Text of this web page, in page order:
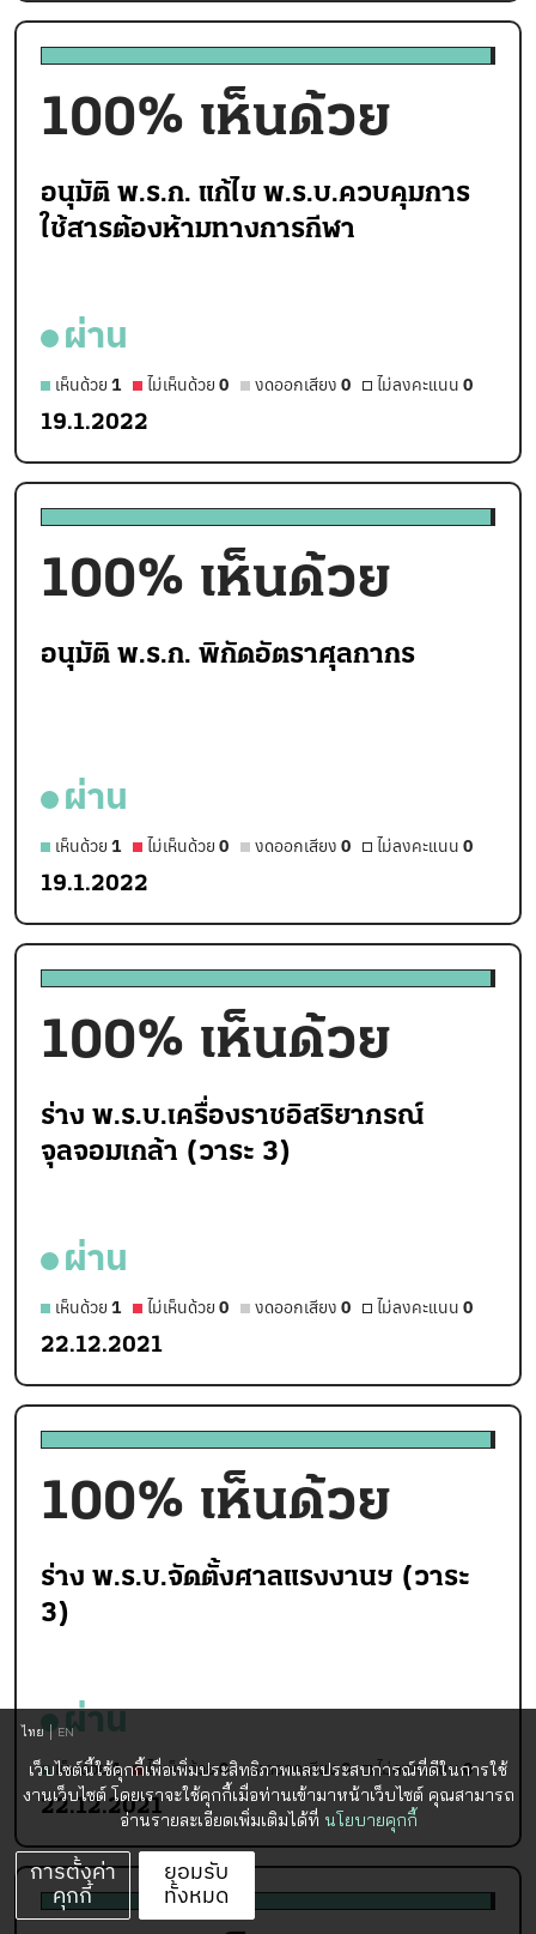
100% เห็นด้วย
อนุมัติ พ.ร.ก. แก้ไข พ.ร.บ.ควบคุมการ
ใช้สารต้องห้ามทางการกีฬา
ผ่าน
เห็นด้วย 1 ไม่เห็นด้วย 0 งดออกเสียง 0 ไม่ลงคะแนน 0
19.1.2022
100% เห็นด้วย
อนุมัติ พ.ร.ก. พิกัดอัตราศุลกากร
ผ่าน
เห็นด้วย 1 ไม่เห็นด้วย 0 งดออกเสียง 0 ไม่ลงคะแนน 0
19.1.2022
100% เห็นด้วย
ร่าง พ.ร.บ.เครื่องราชอิสริยาภรณ์
จุลจอมเกล้า (วาระ 3)
ผ่าน
เห็นด้วย 1 ไม่เห็นด้วย 0 งดออกเสียง 0 ไม่ลงคะแนน 0
22.12.2021
100% เห็นด้วย
ร่าง พ.ร.บ.จัดตั้งศาลแรงงานฯ (วาระ
3)
ผ่าน
เห็นด้วย1 ไม่เห็นด้วย0 งดออกเสียง0 ไม่ลงคะแนน0
22.12.2021
ไทย EN
เว็บไซต์นี้ใช้คุกกี้เพื่อเพิ่มประสิทธิภาพและประสบการณ์ที่ดีในการใช้
งานเว็บไซต์ โดยเราจะใช้คุกกี้เมื่อท่านเข้ามาหน้าเว็บไซต์ คุณสามารถ
อ่านรายละเอียดเพิ่มเติมได้ที่ นโยบายคุกกี้
การตั้งค่า
คุกกี้
ยอมรับ
ทั้งหมด